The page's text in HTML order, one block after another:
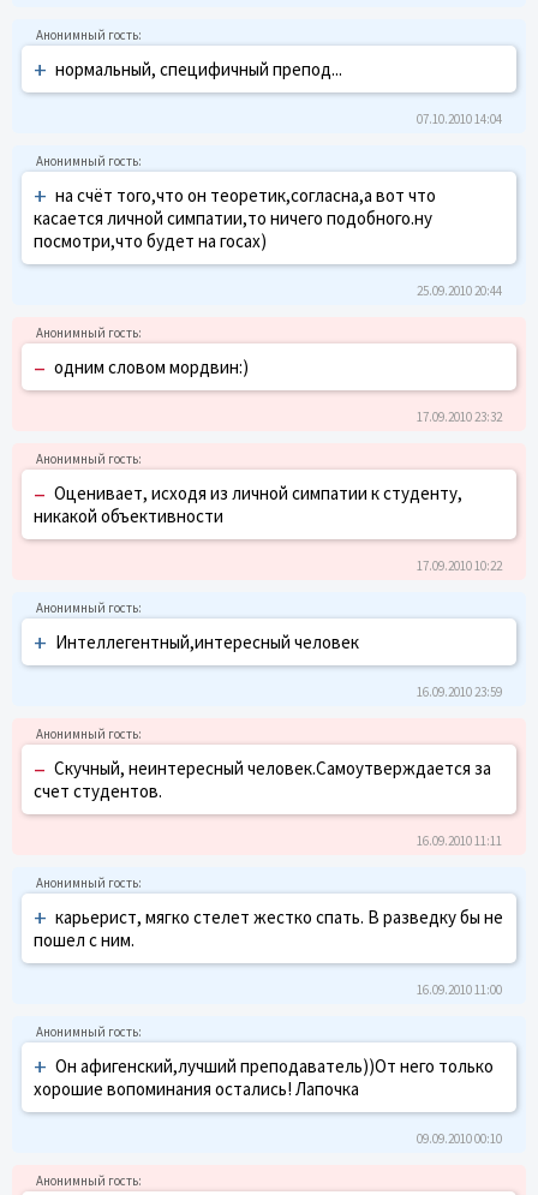
+ нормальный, специфичный препод...
07.10.2010 14:04
+ на счёт того,что он теоретик,согласна,а вот что
касается личной симпатии,то ничего подобного.ну
посмотри,что будет на госах)
25.09.2010 20:44
– одним словом мордвин:)
17.09.2010 23:32
– Оценивает, исходя из личной симпатии к студенту,
никакой объективности
17.09.2010 10:22
+ Интеллегентный,интересный человек
16.09.2010 23:59
– Скучный, неинтересный человек.Самоутверждается за
счет студентов.
16.09.2010 11:11
+ карьерист, мягко стелет жестко спать. В разведку бы не
пошел с ним.
16.09.2010 11:00
+ Он афигенский,лучший преподаватель))От него только
хорошие вопоминания остались! Лапочка
09.09.2010 00:10